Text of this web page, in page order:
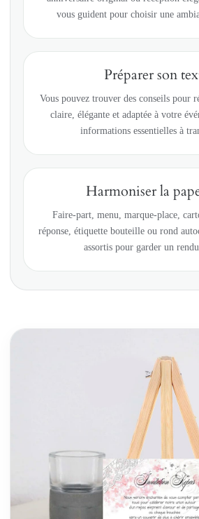
vous guident pour choisir une
Préparer son
Vous pouvez trouver des conseils pour
claire, élégante et adaptée à votre
informations essentielles à
Harmoniser la
Faire-part, menu, marque-place,
réponse, étiquette bouteille ou rond
assortis pour garder un